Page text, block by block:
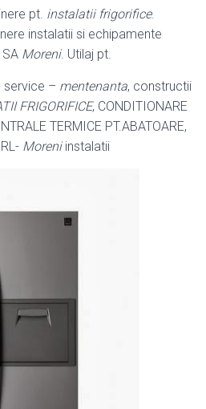
pt. instalatii frigorifice.
instalatii si echipamente
Moreni. Utilaj pt.
service – mentenanta, constructii
FRIGORIFICE, CONDITIONARE
TERMICE PT.ABATOARE,
Moreniinstalatii